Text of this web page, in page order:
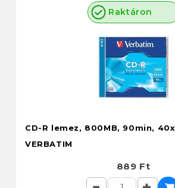
Raktáron
CD-R lemez, 800MB, 90min,
VERBATIM
889 Ft